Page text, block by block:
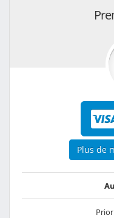
Plus de